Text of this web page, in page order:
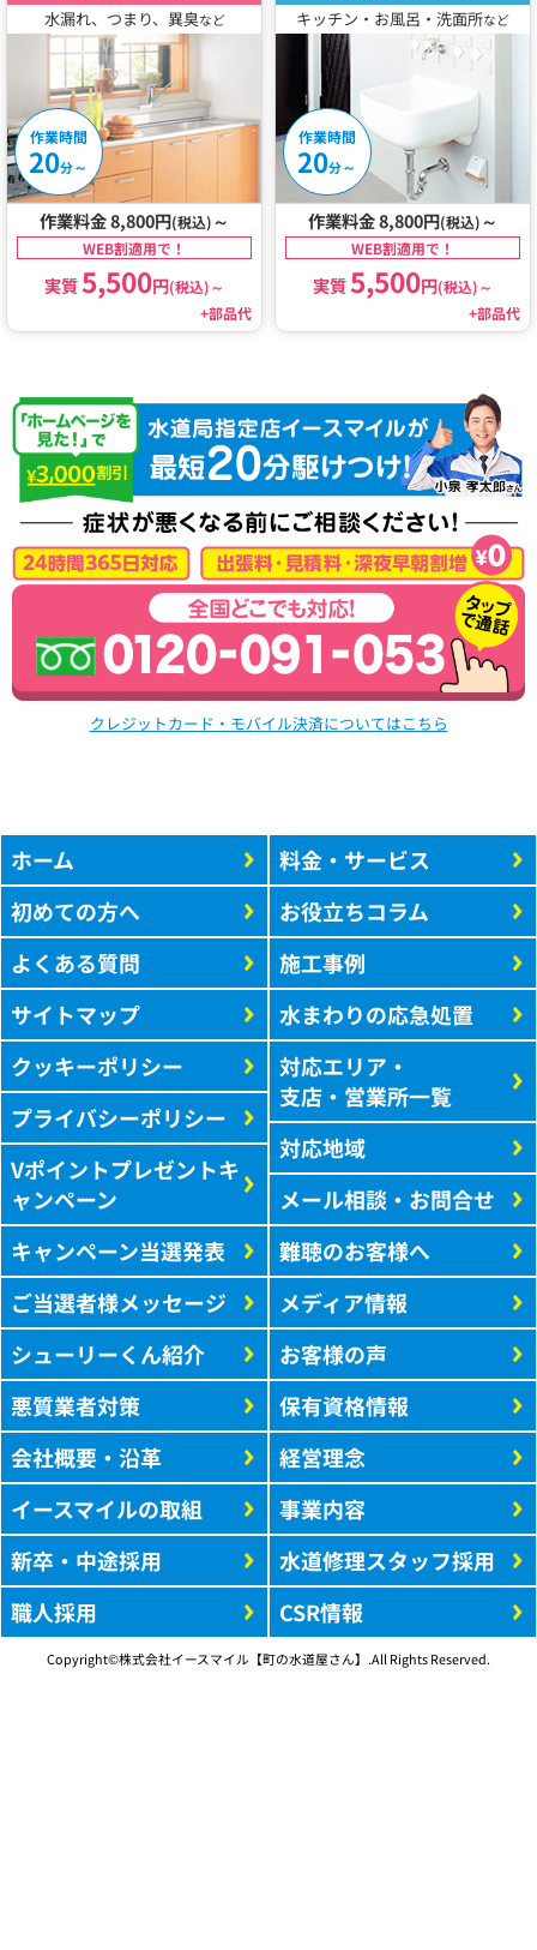
水漏れ、つまり、異臭など
作業時間
20分～
作業料金 8,800円(税込) ～
WEB割適用で！
実質5,500円(税込)～
+部品代
キッチン・お風呂・洗面所など
作業時間
20分～
作業料金 8,800円(税込) ～
WEB割適用で！
実質5,500円(税込)～
+部品代
クレジットカード・モバイル決済についてはこちら
ホーム
初めての方へ
よくある質問
サイトマップ
クッキーポリシー
プライバシーポリシー
Vポイントプレゼントキ
ャンペーン
キャンペーン当選発表
ご当選者様メッセージ
シューリーくん紹介
悪質業者対策
会社概要・沿革
イースマイルの取組
新卒・中途採用
職人採用
料金・サービス
お役立ちコラム
施工事例
水まわりの応急処置
対応エリア・
支店・営業所一覧
対応地域
メール相談・お問合せ
難聴のお客様へ
メディア情報
お客様の声
保有資格情報
経営理念
事業内容
水道修理スタッフ採用
CSR情報
Copyright©株式会社イースマイル【町の水道屋さん】.All Rights Reserved.